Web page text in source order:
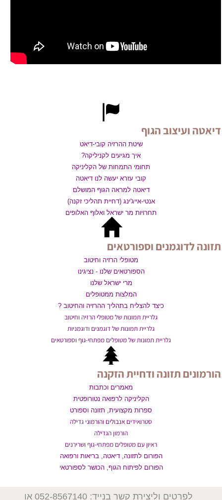
דיאטה ועיצוב הגוף
שיטת ההרזיה קובי-דיאט
איך מגיעים לקניליקה?
תחומי התמחות של הקליניקה
קובי עזרא יעשה לנו דיאטה
דיאטה למראה הגוף המושלם
אנטי-אייג'ינג (דחיית תהליכי זקנה)
תחרויות מר ישראל ואלוף האלופים
תזונה לדוגמנים וספורטאים
מטופלי הרזיה וחיטוב
הספורטאים שלנו - נציגינו
מרי ישראל שלנו
המלצות ממטופלים
כיצד להצליח בתהליך ההרזיה והחיטוב ?
גלריית תמונות של מטופלי הרזיה וחיטוב
גלריית תמונות של דוגמנים ודוגמניות
גלריית תמונות של מטופלים מפתחי-גוף וספורטאים
הורמונים תזונה ודחיית הזקנה
מאמרים וכתבות
הקליניקה לרפואה נטורופטית
ספרות מקצועית, תזונה וספורט
סטרואידים אנבולים והורמוני גדילה
הורמון הגדילה
ראיון עם מטופלים מפתחי-גוף ושרירנים
הפורום לתזונה, דיאטה, בריאות ורפואה
הפורום לפיתוח הגוף, הכושר לספורטאי
לפרטים וליצירת קשר בנייד: 052-8567140
או